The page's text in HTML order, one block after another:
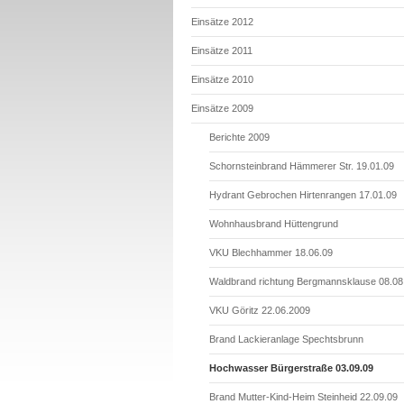
Einsätze 2012
Einsätze 2011
Einsätze 2010
Einsätze 2009
Berichte 2009
Schornsteinbrand Hämmerer Str. 19.01.09
Hydrant Gebrochen Hirtenrangen 17.01.09
Wohnhausbrand Hüttengrund
VKU Blechhammer 18.06.09
Waldbrand richtung Bergmannsklause
VKU Göritz 22.06.2009
Brand Lackieranlage Spechtsbrunn
Hochwasser Bürgerstraße 03.09.09
Brand Mutter-Kind-Heim Steinheid 22.09.09